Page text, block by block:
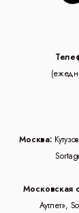
Москва:
Московская
Аутлет»,